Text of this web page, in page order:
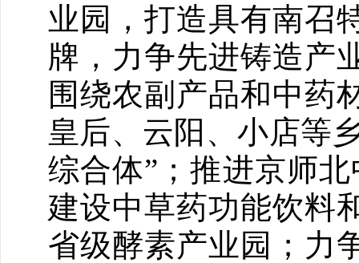
业园，打造具有南召
牌，力争先进铸造产
围绕农副产品和中药
皇后、云阳、小店等
综合体”；推进京师
建设中草药功能饮料
省级酵素产业园；力